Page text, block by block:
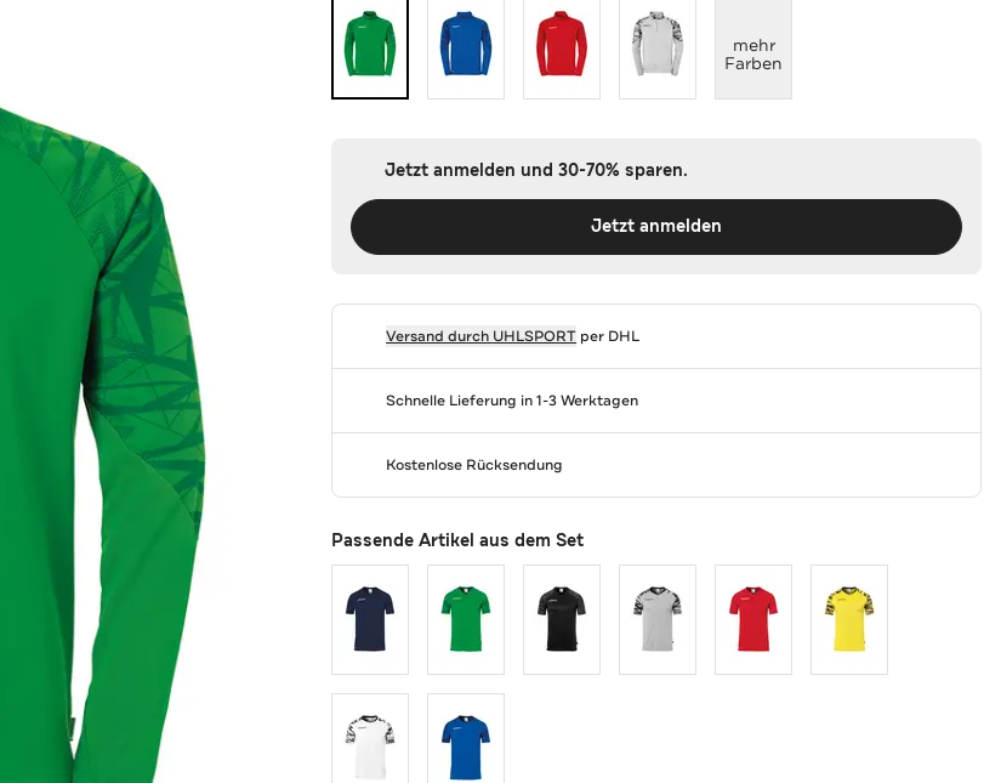
mehr
Farben
Jetzt anmelden und 30-70% sparen.
Jetzt anmelden
Versand durch UHLSPORT per DHL
Schnelle Lieferung in 1-3 Werktagen
Kostenlose Rücksendung
Passende Artikel aus dem Set